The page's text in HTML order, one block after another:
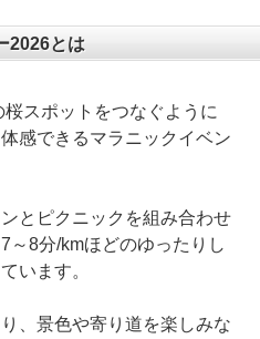
2026とは
スポットをつなぐように
感できるマラニックイベン
とピクニックを組み合わせ
～8分/kmほどのゆったりし
います。
、景色や寄り道を楽しみな